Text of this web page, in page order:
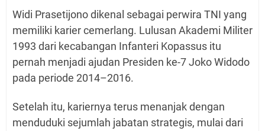
Widi Prasetijono dikenal sebagai perwira TNI yang
memiliki karier cemerlang. Lulusan Akademi Militer
1993 dari kecabangan Infanteri Kopassus itu
pernah menjadi ajudan Presiden ke-7 Joko Widodo
pada periode 2014–2016.
Setelah itu, kariernya terus menanjak dengan
menduduki sejumlah jabatan strategis, mulai dari